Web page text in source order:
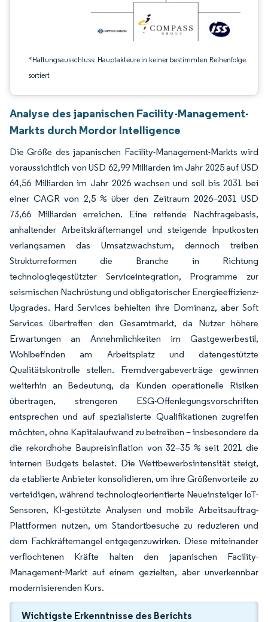
*Haftungsausschluss: Hauptakteure in keiner bestimmten Reihenfolge
sortiert
Analyse des japanischen Facility-Management-
Markts durch Mordor Intelligence
Die Größe des japanischen Facility-Management-Markts wird
voraussichtlich von USD 62,99 Milliarden im Jahr 2025 auf USD
64,56 Milliarden im Jahr 2026 wachsen und soll bis 2031 bei
einer CAGR von 2,5 % über den Zeitraum 2026–2031 USD
73,66 Milliarden erreichen. Eine reifende Nachfragebasis,
anhaltender Arbeitskräftemangel und steigende Inputkosten
verlangsamen das Umsatzwachstum, dennoch treiben
Strukturreformen die Branche in Richtung
technologiegestützter Serviceintegration, Programme zur
seismischen Nachrüstung und obligatorischer Energieeffizienz-
Upgrades. Hard Services behielten ihre Dominanz, aber Soft
Services übertreffen den Gesamtmarkt, da Nutzer höhere
Erwartungen an Annehmlichkeiten im Gastgewerbestil,
Wohlbefinden am Arbeitsplatz und datengestützte
Qualitätskontrolle stellen. Fremdvergabeverträge gewinnen
weiterhin an Bedeutung, da Kunden operationelle Risiken
übertragen, strengeren ESG-Offenlegungsvorschriften
entsprechen und auf spezialisierte Qualifikationen zugreifen
möchten, ohne Kapitalaufwand zu betreiben – insbesondere da
die rekordhohe Baupreisinflation von 32–35 % seit 2021 die
internen Budgets belastet. Die Wettbewerbsintensität steigt,
da etablierte Anbieter konsolidieren, um ihre Größenvorteile zu
verteidigen, während technologieorientierte Neueinsteiger IoT-
Sensoren, KI-gestützte Analysen und mobile Arbeitsauftrag-
Plattformen nutzen, um Standortbesuche zu reduzieren und
dem Fachkräftemangel entgegenzuwirken. Diese miteinander
verflochtenen Kräfte halten den japanischen Facility-
Management-Markt auf einem gezielten, aber unverkennbar
modernisierenden Kurs.
Wichtigste Erkenntnisse des Berichts